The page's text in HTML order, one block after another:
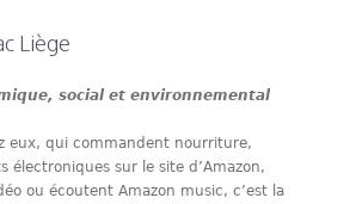
Liège
social et environnemental
eux, qui commandent nourriture,
électroniques sur le site d’Amazon,
ou écoutent Amazon music, c’est la